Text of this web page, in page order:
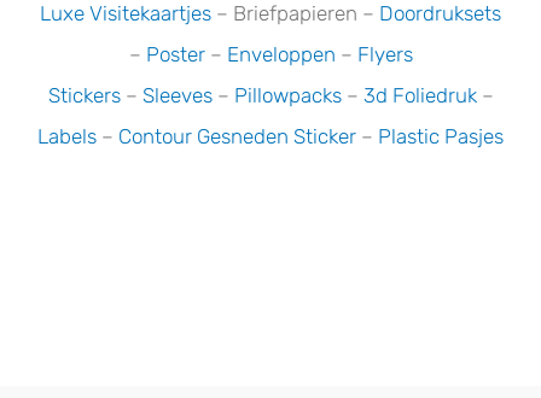
Luxe Visitekaartjes – Briefpapieren – Doordruksets
– Poster– Enveloppen – Flyers
Stickers– Sleeves– Pillowpacks– 3d Foliedruk–
Labels – Contour Gesneden Sticker – Plastic Pasjes